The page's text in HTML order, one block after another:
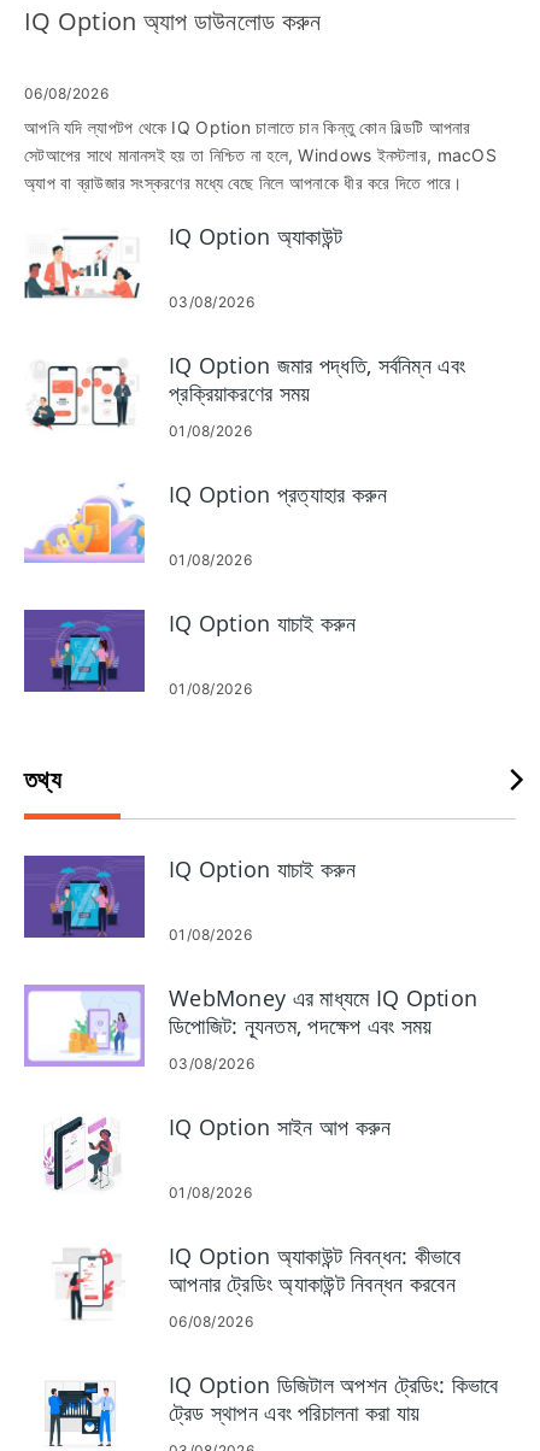
IQ Option অ্যাপ ডাউনলোড করুন
06/08/2026
আপনি যদি ল্যাপটপ থেকে IQ Option চালাতে চান কিন্তু কোন বিল্ডটি আপনার
সেটআপের সাথে মানানসই হয় তা নিশ্চিত না হলে, Windows ইনস্টলার, macOS
অ্যাপ বা ব্রাউজার সংস্করণের মধ্যে বেছে নিলে আপনাকে ধীর করে দিতে পারে।
তাদের সঠিক OS সংস্করণ, ডিস্ক স্পেস এবং ইনস্টলেশন অনুমতি প্রয়োজন; প্রথমে
আপনার ডিভাইস প্রস্তুত করা ব্লক করা ইনস্টলার বা অসঙ্গত macOS বিল্ডের মতো
সাধারণ সমস্যাগুলিকে প্রতিরোধ করে৷ এই পৃষ্ঠাটি ল্যাপটপ বা পিসির জন্য IQ Option
প্রয়োজনীয় অনুমতি প্রদান, আপডেটগুলি সক্ষম করা এবং মৌলিক সমস্যা সমাধানের
নির্দেশিকা পাবেন যাতে আপনি সাইন ইন করতে পারেন, একটি ডেমো অ্যাকাউন্ট দিয়ে
পরীক্ষা করতে পারেন এবং শুধুমাত্র ডেস্কটপ অ্যাপটি সঠিকভাবে চলে তখনই লাইভ
IQ Option অ্যাকাউন্ট
03/08/2026
IQ Option জমার পদ্ধতি, সর্বনিম্ন এবং
প্রক্রিয়াকরণের সময়
01/08/2026
IQ Option প্রত্যাহার করুন
01/08/2026
IQ Option যাচাই করুন
01/08/2026
তথ্য
IQ Option যাচাই করুন
01/08/2026
WebMoney এর মাধ্যমে IQ Option
ডিপোজিট: ন্যূনতম, পদক্ষেপ এবং সময়
03/08/2026
IQ Option সাইন আপ করুন
01/08/2026
IQ Option অ্যাকাউন্ট নিবন্ধন: কীভাবে
আপনার ট্রেডিং অ্যাকাউন্ট নিবন্ধন করবেন
06/08/2026
IQ Option ডিজিটাল অপশন ট্রেডিং: কিভাবে
ট্রেড স্থাপন এবং পরিচালনা করা যায়